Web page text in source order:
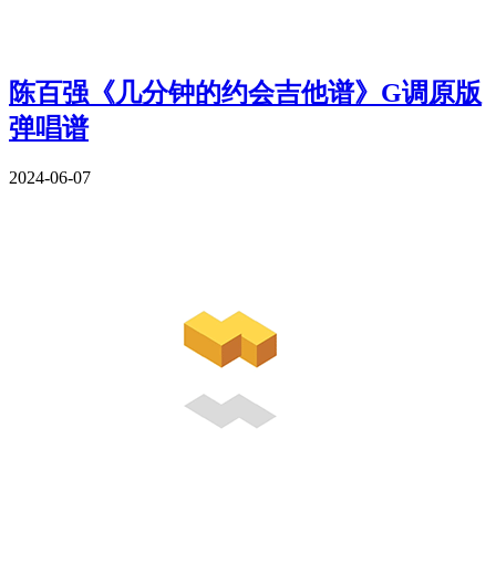
陈百强《几分钟的约会吉他谱》G调原版
弹唱谱
2024-06-07